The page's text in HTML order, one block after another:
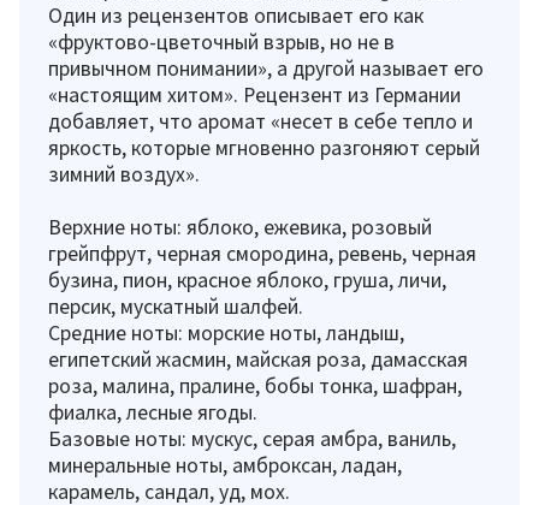
Один из рецензентов описывает его как
«фруктово-цветочный взрыв, но не в
привычном понимании», а другой называет его
«настоящим хитом». Рецензент из Германии
добавляет, что аромат «несет в себе тепло и
яркость, которые мгновенно разгоняют серый
зимний воздух».
Верхние ноты: яблоко, ежевика, розовый
грейпфрут, черная смородина, ревень, черная
бузина, пион, красное яблоко, груша, личи,
персик, мускатный шалфей.
Средние ноты: морские ноты, ландыш,
египетский жасмин, майская роза, дамасская
роза, малина, пралине, бобы тонка, шафран,
фиалка, лесные ягоды.
Базовые ноты: мускус, серая амбра, ваниль,
минеральные ноты, амброксан, ладан,
карамель, сандал, уд, мох.